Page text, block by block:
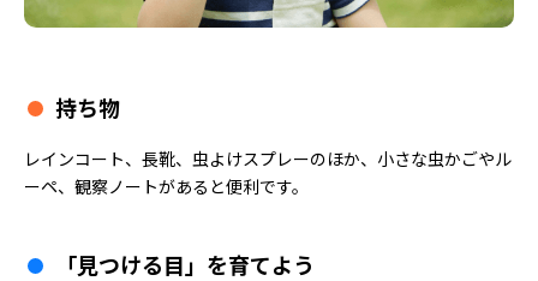
持ち物
レインコート、長靴、虫よけスプレーのほか、小さな虫かごやル
ーペ、観察ノートがあると便利です。
「見つける目」を育てよう